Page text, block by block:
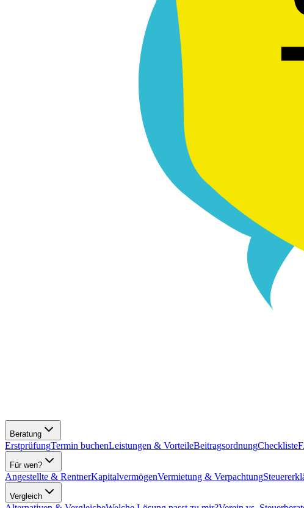
Beratung
ErstprüfungTermin buchenLeistungen & VorteileBeitragsordnungCheckliste
Für wen?
Angestellte & RentnerKapitalvermögenVermietung & Verpachtung
Vergleich